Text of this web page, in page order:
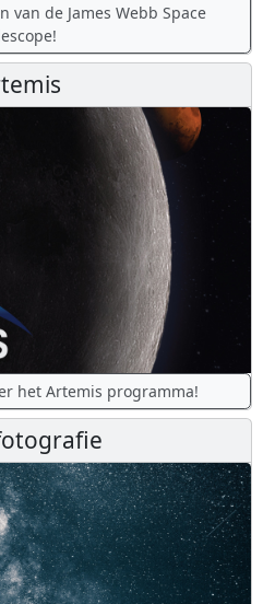
van de James Webb Space
het Artemis programma!